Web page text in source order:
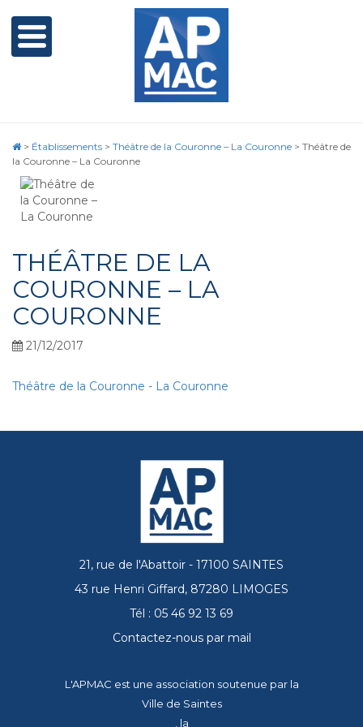
> Établissements > Théâtre de la Couronne – La Couronne > Théâtre de
la Couronne – La Couronne
THÉÂTRE DE LA
COURONNE – LA
COURONNE
21/12/2017
Théâtre de la Couronne - La Couronne
21, rue de l'Abattoir - 17100 SAINTES
43 rue Henri Giffard, 87280 LIMOGES
Tél : 05 46 92 13 69
Contactez-nous par mail
L'APMAC est une association soutenue par la
Ville de Saintes
, la